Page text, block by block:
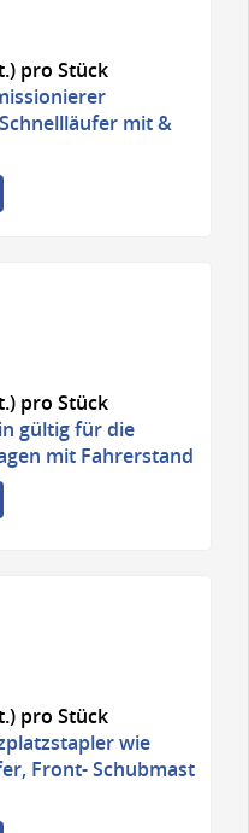
pro Stück
mit &
pro Stück
gültig für die
mit Fahrerstand
pro Stück
wie
Front- Schubmast